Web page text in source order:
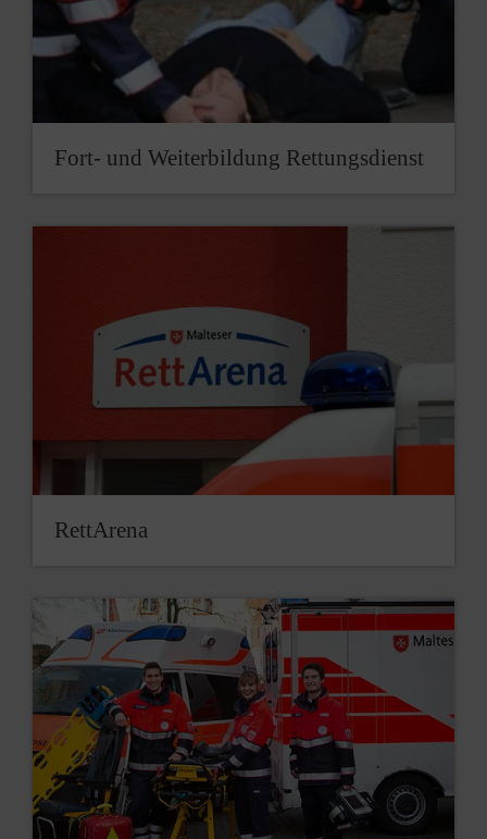
Fort- und Weiterbildung Rettungsdienst
RettArena